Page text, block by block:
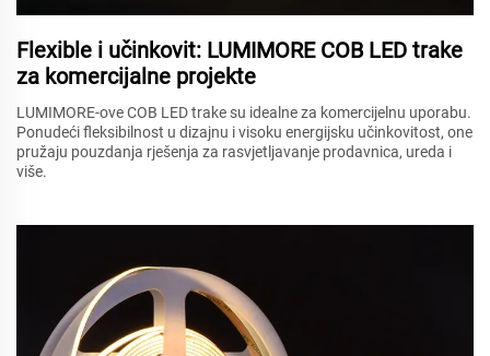
Flexible i učinkovit: LUMIMORE COB LED trake
za komercijalne projekte
LUMIMORE-ove COB LED trake su idealne za komercijelnu uporabu.
Ponudeći fleksibilnost u dizajnu i visoku energijsku učinkovitost, one
pružaju pouzdanja rješenja za rasvjetljavanje prodavnica, ureda i
više.